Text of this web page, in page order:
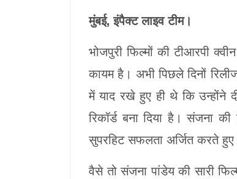
मुंबई, इंपैक्ट लाइव टीम।
भोजपुरी फिल्मों की टीआरपी
कायम है। अभी पिछले दिनों
में याद रखे हुए ही थे कि उन्होंने
रिकॉर्ड बना दिया है। संजना
सुपरहिट सफलता अर्जित करते हुए
वैसे तो संजना पांडेय की सारी